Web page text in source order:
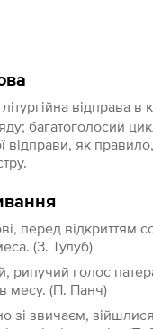
відправа в
багатоголосий
відправи, як
перед відкриттям
(З. Тулуб)
рипучий голос
месу. (П. Панч)
зі звичаєм,